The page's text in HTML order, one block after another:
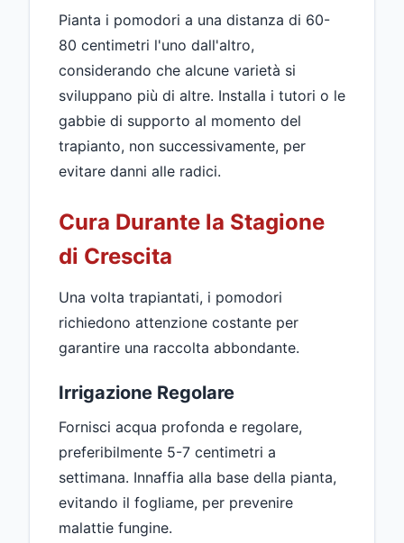
Pianta i pomodori a una distanza di 60-
80 centimetri l'uno dall'altro,
considerando che alcune varietà si
sviluppano più di altre. Installa i tutori o le
gabbie di supporto al momento del
trapianto, non successivamente, per
evitare danni alle radici.
Cura Durante la Stagione
di Crescita
Una volta trapiantati, i pomodori
richiedono attenzione costante per
garantire una raccolta abbondante.
Irrigazione Regolare
Fornisci acqua profonda e regolare,
preferibilmente 5-7 centimetri a
settimana. Innaffia alla base della pianta,
evitando il fogliame, per prevenire
malattie fungine.